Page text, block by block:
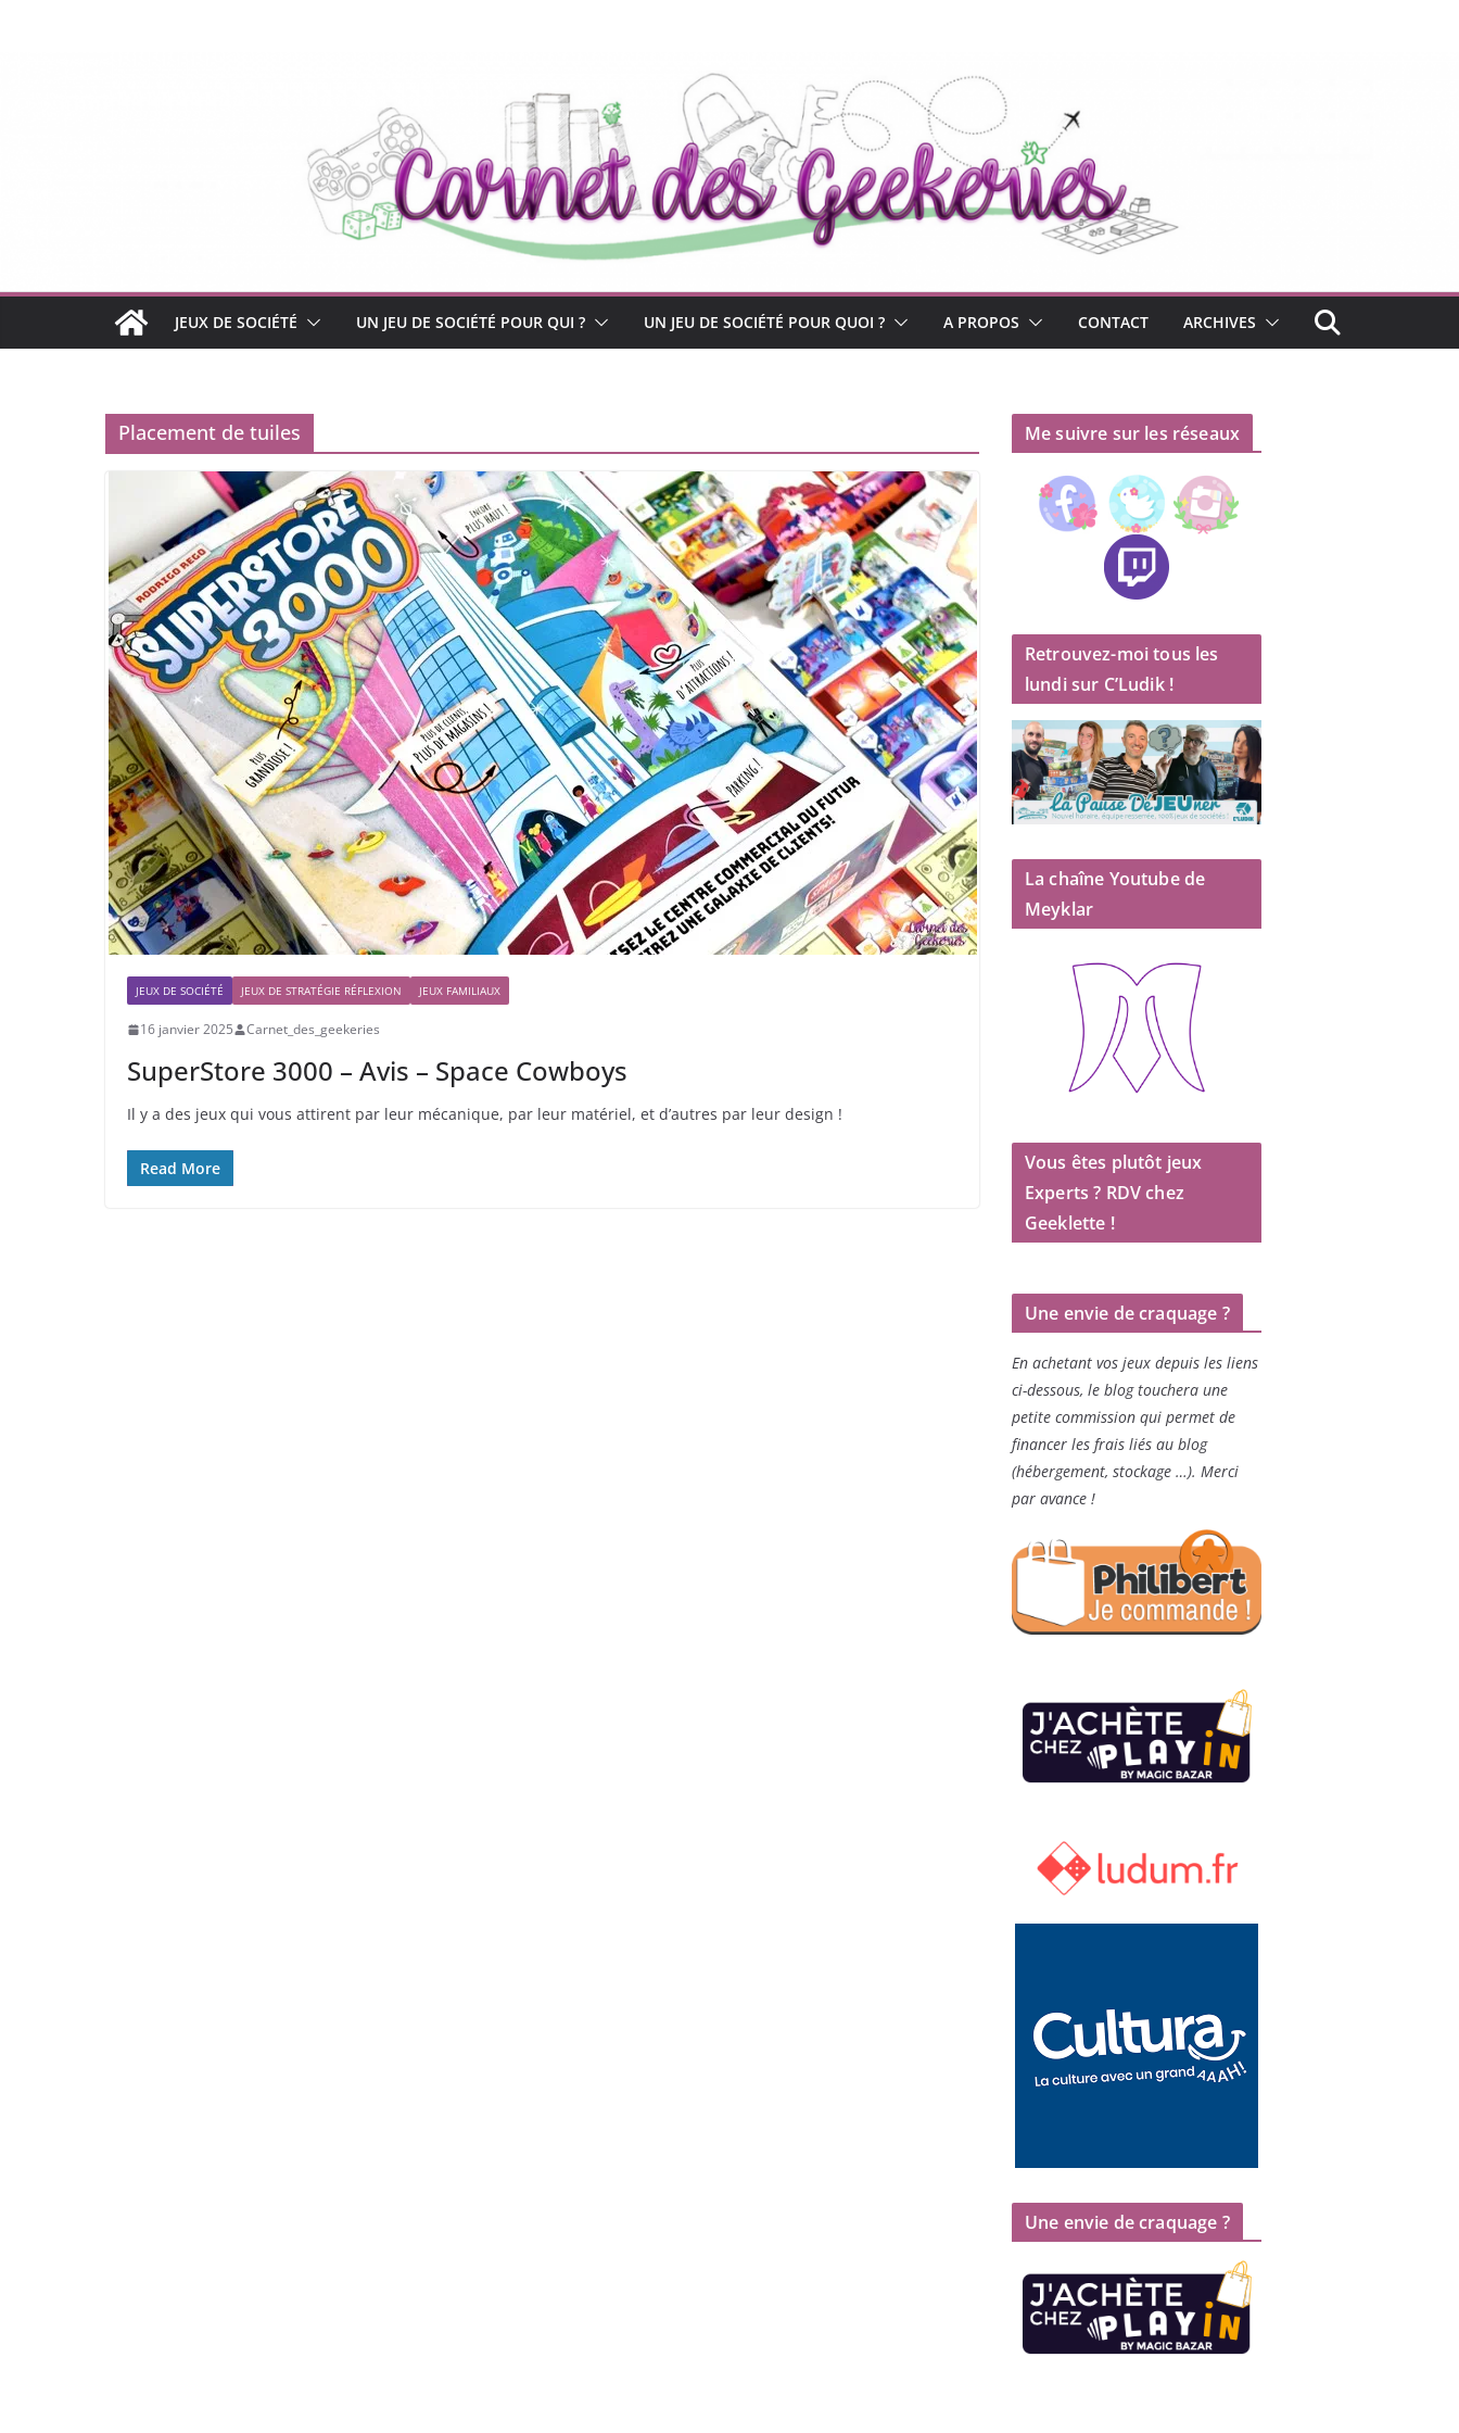
JEUX DE SOCIÉTÉ UN JEU DE SOCIÉTÉ POUR QUI ? UN JEU DE SOCIÉTÉ POUR QUOI ? A PROPOS CONTACT ARCHIVES
Placement de tuiles
JEUX DE SOCIÉTÉ JEUX DE STRATÉGIE RÉFLEXION JEUX FAMILIAUX
16 janvier 2025 Carnet_des_geekeries
SuperStore 3000 – Avis – Space Cowboys
Il y a des jeux qui vous attirent par leur mécanique, par leur matériel, et d’autres par leur design !
Read More
Me suivre sur les réseaux
Retrouvez-moi tous les
lundi sur C’Ludik !
La chaîne Youtube de
Meyklar
Vous êtes plutôt jeux
Experts ? RDV chez
Geeklette !
Une envie de craquage ?
En achetant vos jeux depuis les liens
ci-dessous, le blog touchera une
petite commission qui permet de
financer les frais liés au blog
(hébergement, stockage …). Merci
par avance !
Une envie de craquage ?